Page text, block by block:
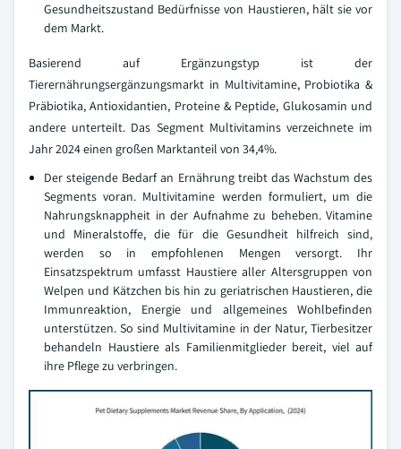
Gesundheitszustand Bedürfnisse von Haustieren, hält sie vor
dem Markt.
Basierend auf Ergänzungstyp ist der
Tierernährungsergänzungsmarkt in Multivitamine, Probiotika &
Präbiotika, Antioxidantien, Proteine & Peptide, Glukosamin und
andere unterteilt. Das Segment Multivitamins verzeichnete im
Jahr 2024 einen großen Marktanteil von 34,4%.
Der steigende Bedarf an Ernährung treibt das Wachstum des
Segments voran. Multivitamine werden formuliert, um die
Nahrungsknappheit in der Aufnahme zu beheben. Vitamine
und Mineralstoffe, die für die Gesundheit hilfreich sind,
werden so in empfohlenen Mengen versorgt. Ihr
Einsatzspektrum umfasst Haustiere aller Altersgruppen von
Welpen und Kätzchen bis hin zu geriatrischen Haustieren, die
Immunreaktion, Energie und allgemeines Wohlbefinden
unterstützen. So sind Multivitamine in der Natur, Tierbesitzer
behandeln Haustiere als Familienmitglieder bereit, viel auf
ihre Pflege zu verbringen.